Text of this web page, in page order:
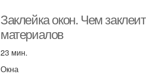
Заклейка окон. Чем
материалов
23 мин.
Окна